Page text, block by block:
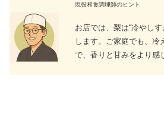
現役和食調理師のヒント
お店では、梨は“冷やし
します。ご家庭でも、冷
で、香りと甘みをより感